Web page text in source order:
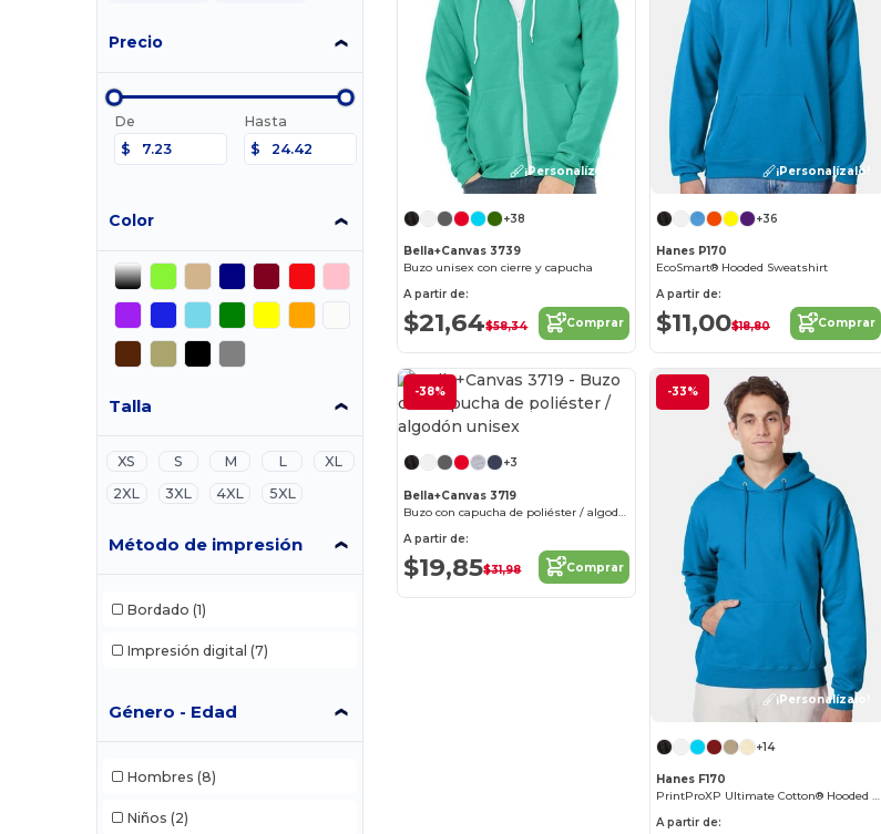
Precio
De
$
Hasta
$
Color
Talla
XS S M L
XL
2XL
3XL 4XL 5XL
Método de impresión
Bordado (1)
Impresión digital (7)
Género - Edad
Hombres (8)
Niños (2)
¡Personalízalo!
+38
Bella+Canvas 3739
Buzo unisex con cierre y capucha
A partir de:
$21,64$58,34 Comprar
¡Personalízalo!
+36
Hanes P170
EcoSmart® Hooded Sweatshirt
A partir de:
$11,00$18,80 Comprar
-38%
¡Personalízalo!
+3
Bella+Canvas 3719
Buzo con capucha de poliéster / algodón unisex
A partir de:
$19,85$31,98 Comprar
-33%
¡Personalízalo!
+14
Hanes F170
PrintProXP Ultimate Cotton® Hooded Sweatshirt
A partir de: